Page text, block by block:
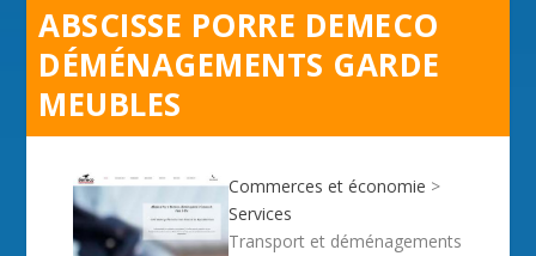
ABSCISSE PORRE DEMECO
DÉMÉNAGEMENTS GARDE
MEUBLES
Commerces et économie >
Services
Transport et déménagements